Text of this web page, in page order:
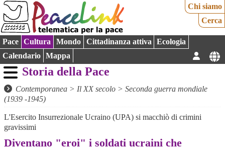
Chi siamo
Cerca
Pace Cultura Mondo Cittadinanza attiva
Ecologia
Calendario
Mappa
Storia della Pace
Contemporanea > Il XX secolo >Seconda guerra mondiale
(1939 -1945)
L'Esercito Insurrezionale Ucraino (UPA) si macchiò di crimini
gravissimi
Diventano "eroi" i soldati ucraini che